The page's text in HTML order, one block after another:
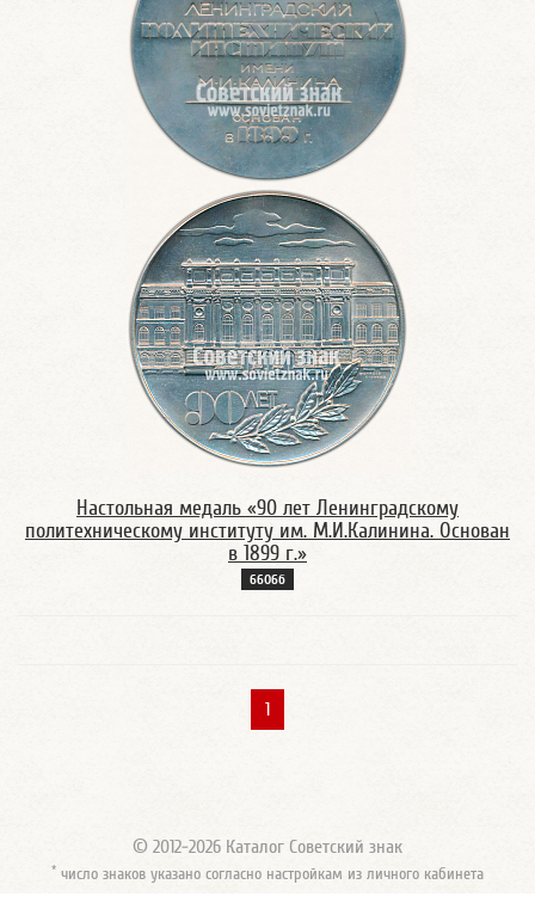
Настольная медаль «90 лет Ленинградскому
политехническому институту им. М.И.Калинина. Основан
в 1899 г.»
6606б
1
© 2012-2026 Каталог Советский знак
* число знаков указано согласно настройкам из личного кабинета